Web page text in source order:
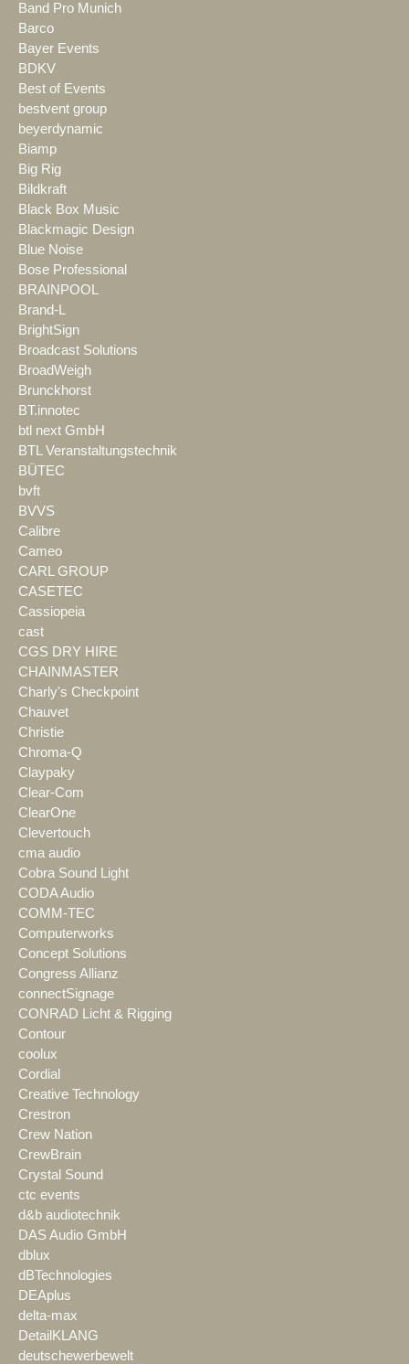
Band Pro Munich
Barco
Bayer Events
BDKV
Best of Events
bestvent group
beyerdynamic
Biamp
Big Rig
Bildkraft
Black Box Music
Blackmagic Design
Blue Noise
Bose Professional
BRAINPOOL
Brand-L
BrightSign
Broadcast Solutions
BroadWeigh
Brunckhorst
BT.innotec
btl next GmbH
BTL Veranstaltungstechnik
BÜTEC
bvft
BVVS
Calibre
Cameo
CARL GROUP
CASETEC
Cassiopeia
cast
CGS DRY HIRE
CHAINMASTER
Charly's Checkpoint
Chauvet
Christie
Chroma-Q
Claypaky
Clear-Com
ClearOne
Clevertouch
cma audio
Cobra Sound Light
CODA Audio
COMM-TEC
Computerworks
Concept Solutions
Congress Allianz
connectSignage
CONRAD Licht & Rigging
Contour
coolux
Cordial
Creative Technology
Crestron
Crew Nation
CrewBrain
Crystal Sound
ctc events
d&b audiotechnik
DAS Audio GmbH
dblux
dBTechnologies
DEAplus
delta-max
DetailKLANG
deutschewerbewelt